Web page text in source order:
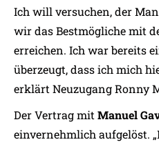
Ich will versuchen, der
wir das Bestmögliche mit
erreichen. Ich war bereits
überzeugt, dass ich mich
erklärt Neuzugang Ronny
Der Vertrag mit Manuel
einvernehmlich aufgelöst.